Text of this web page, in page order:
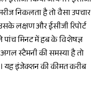
निकलता है तो वैसा उपचार
लक्षण और ईसीजी रिपोर्ट
पांच मिनट में हब के विशेषज्ञ
अगल स्टैमनी की समस्या है तो
यह इंजेक्शन की कीमत करीब